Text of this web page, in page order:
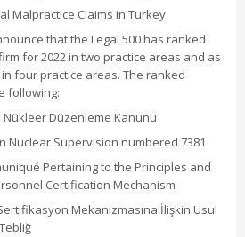
Malpractice Claims in Turkey
that the Legal 500 has ranked
for 2022 in two practice areas and as
four practice areas. The ranked
following:
Nükleer Düzenleme Kanunu
Nuclear Supervision numbered 7381
Pertaining to the Principles and
Certification Mechanism
Mekanizmasına İlişkin Usul